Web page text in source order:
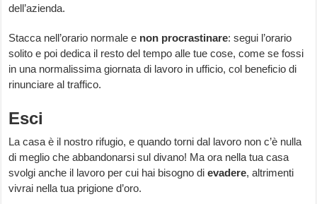
dell’azienda.
Stacca nell’orario normale e non procrastinare: segui l’orario
solito e poi dedica il resto del tempo alle tue cose, come se fossi
in una normalissima giornata di lavoro in ufficio, col beneficio di
rinunciare al traffico.
Esci
La casa è il nostro rifugio, e quando torni dal lavoro non c’è nulla
di meglio che abbandonarsi sul divano! Ma ora nella tua casa
svolgi anche il lavoro per cui hai bisogno dievadere, altrimenti
vivrai nella tua prigione d’oro.